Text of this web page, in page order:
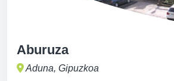
Aburuza
Aduna, Gipuzkoa